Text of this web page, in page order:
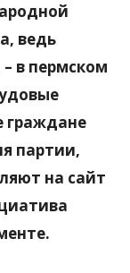
ведь
в пермском
граждане
партии,
на сайт